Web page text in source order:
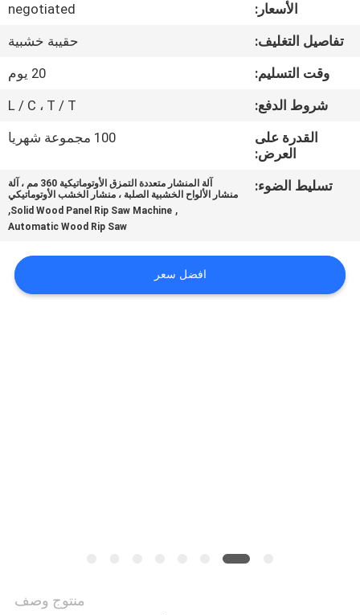
مراقبة
الجودة
اتصل
أخبار
اقتباس
الأسعار:
negotiated
تفاصيل التغليف:
حقيبة خشبية
وقت التسليم:
20 يوم
شروط الدفع:
L / C ، T / T
القدرة على
العرض:
100 مجموعة شهريا
تسليط الضوء:
آلة المنشار متعددة التمزق الأوتوماتيكية 360 مم ، آلة
منشار الألواح الخشبية الصلبة ، منشار الخشب الأوتوماتيكي
,
Solid Wood Panel Rip Saw Machine
,
Automatic Wood Rip Saw
افضل سعر
منتوج وصف